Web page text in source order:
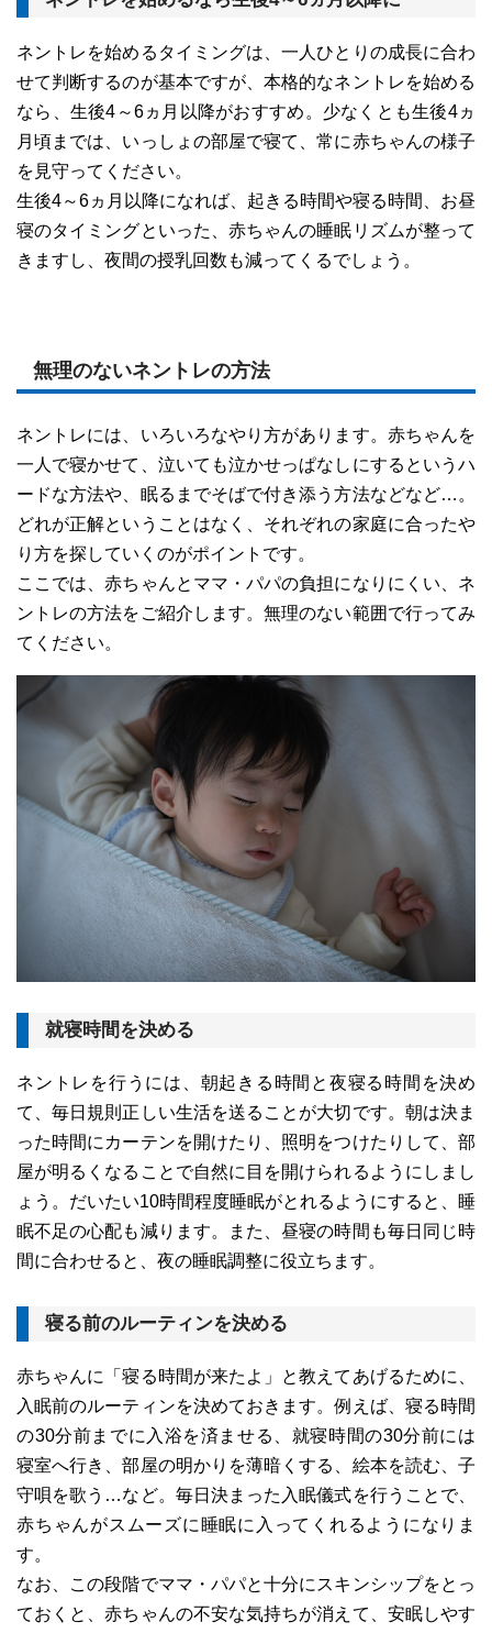
ネントレを始めるタイミングは、一人ひとりの成長に合わ
せて判断するのが基本ですが、本格的なネントレを始める
なら、生後4～6ヵ月以降がおすすめ。少なくとも生後4ヵ
月頃までは、いっしょの部屋で寝て、常に赤ちゃんの様子
を見守ってください。
生後4～6ヵ月以降になれば、起きる時間や寝る時間、お昼
寝のタイミングといった、赤ちゃんの睡眠リズムが整って
きますし、夜間の授乳回数も減ってくるでしょう。
無理のないネントレの方法
ネントレには、いろいろなやり方があります。赤ちゃんを
一人で寝かせて、泣いても泣かせっぱなしにするというハ
ードな方法や、眠るまでそばで付き添う方法などなど…。
どれが正解ということはなく、それぞれの家庭に合ったや
り方を探していくのがポイントです。
ここでは、赤ちゃんとママ・パパの負担になりにくい、ネ
ントレの方法をご紹介します。無理のない範囲で行ってみ
てください。
就寝時間を決める
ネントレを行うには、朝起きる時間と夜寝る時間を決め
て、毎日規則正しい生活を送ることが大切です。朝は決ま
った時間にカーテンを開けたり、照明をつけたりして、部
屋が明るくなることで自然に目を開けられるようにしまし
ょう。だいたい10時間程度睡眠がとれるようにすると、睡
眠不足の心配も減ります。また、昼寝の時間も毎日同じ時
間に合わせると、夜の睡眠調整に役立ちます。
寝る前のルーティンを決める
赤ちゃんに「寝る時間が来たよ」と教えてあげるために、
入眠前のルーティンを決めておきます。例えば、寝る時間
の30分前までに入浴を済ませる、就寝時間の30分前には
寝室へ行き、部屋の明かりを薄暗くする、絵本を読む、子
守唄を歌う…など。毎日決まった入眠儀式を行うことで、
赤ちゃんがスムーズに睡眠に入ってくれるようになりま
す。
なお、この段階でママ・パパと十分にスキンシップをとっ
ておくと、赤ちゃんの不安な気持ちが消えて、安眠しやす